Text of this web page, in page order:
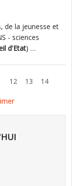
de la jeunesse et
- sciences
d'Etat) …
12 13
14